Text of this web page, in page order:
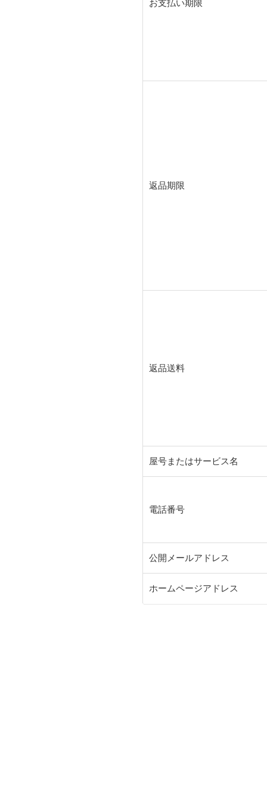
お支払い期限
返品期限
返品送料
屋号またはサービス名
電話番号
公開メールアドレス
ホームページアドレス